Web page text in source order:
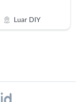
Luar DIY
Telegram